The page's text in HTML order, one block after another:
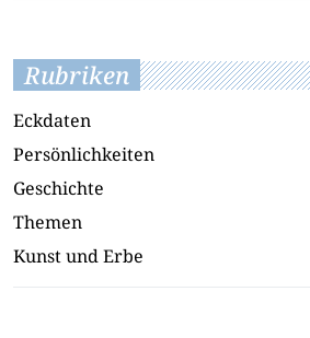
Rubriken
Eckdaten
Persönlichkeiten
Geschichte
Themen
Kunst und Erbe